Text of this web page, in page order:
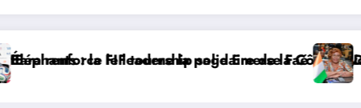
le leadership solidaire de la Côte d’Ivoire
: la FIF tourne la page Emerse Faé